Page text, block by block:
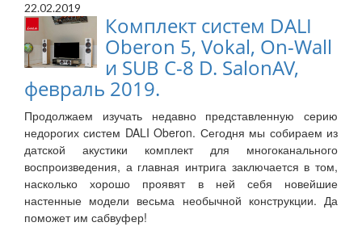
22.02.2019
Комплект систем DALI
Oberon 5, Vokal, On-Wall
и SUB C-8 D. SalonAV,
февраль 2019.
Продолжаем изучать недавно представленную серию
недорогих систем DALI Oberon. Сегодня мы собираем из
датской акустики комплект для многоканального
воспроизведения, а главная интрига заключается в том,
насколько хорошо проявят в ней себя новейшие
настенные модели весьма необычной конструкции. Да
поможет им сабвуфер!